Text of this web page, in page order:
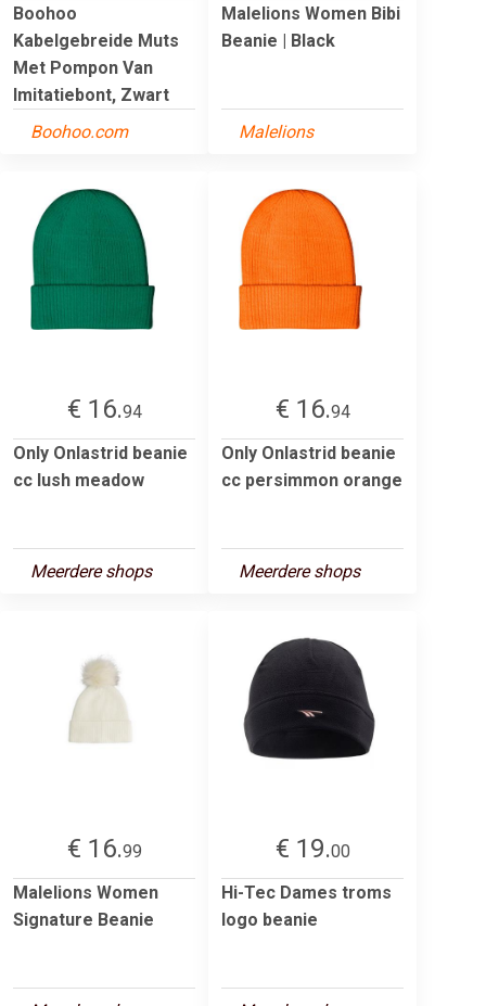
Boohoo
Kabelgebreide Muts
Met Pompon Van
Imitatiebont, Zwart
Boohoo.com
Malelions Women Bibi
Beanie | Black
Malelions
€ 16.94
Only Onlastrid beanie
cc lush meadow
Meerdere shops
€ 16.94
Only Onlastrid beanie
cc persimmon orange
Meerdere shops
€ 16.99
Malelions Women
Signature Beanie
€ 19.00
Hi-Tec Dames troms
logo beanie